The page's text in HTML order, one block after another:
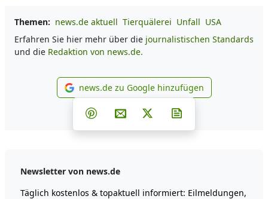
Themen: news.de aktuell Tierquälerei Unfall USA
Erfahren Sie hier mehr über die journalistischen Standards
und die Redaktion von news.de.
news.de zu Google
news.de zu Google hinzufügen
Teilen auf Facebook
Teilen auf Whatsapp
Teilen auf Telegram
Teilen auf Pinterest
Per E-Mail teilen
Post auf X
Newsletter von news.de
Täglich kostenlos & topaktuell informiert: Eilmeldungen,